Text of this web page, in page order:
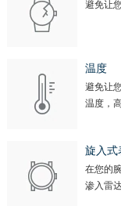
避免让
温度
避免让
温度，
旋入式
在您的
渗入雷